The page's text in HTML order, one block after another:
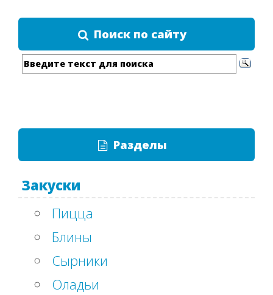
Поиск по сайту
Разделы
Закуски
Пицца
Блины
Сырники
Оладьи